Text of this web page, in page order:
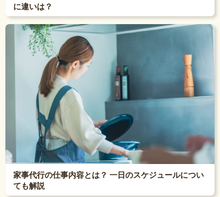
に違いは？
家事代行の仕事内容とは？ 一日のスケジュールについ
ても解説